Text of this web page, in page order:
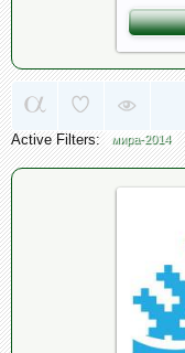
Active Filters: мира-2014